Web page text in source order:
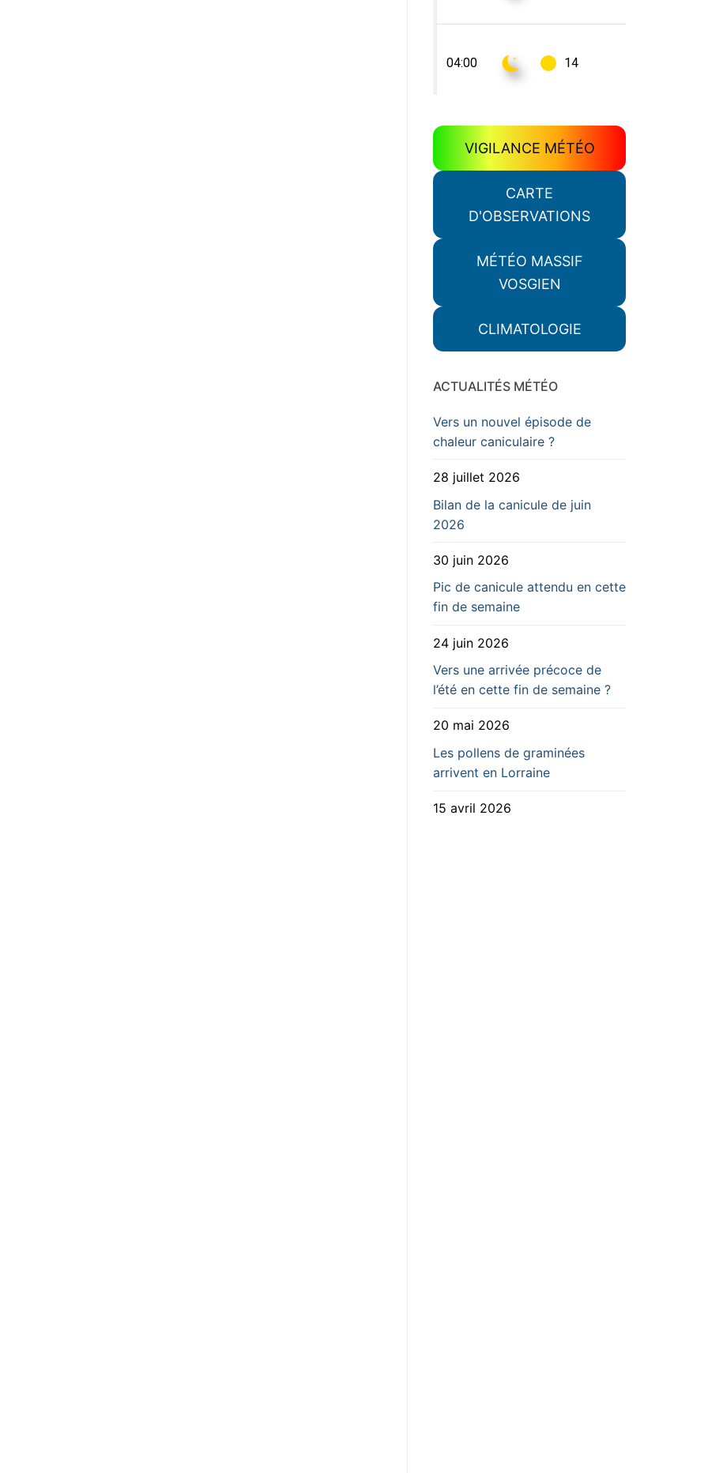
VIGILANCE MÉTÉO
CARTE
D'OBSERVATIONS
MÉTÉO MASSIF
VOSGIEN
CLIMATOLOGIE
ACTUALITÉS MÉTÉO
Vers un nouvel épisode de
chaleur caniculaire ?
28 juillet 2026
Bilan de la canicule de juin
2026
30 juin 2026
Pic de canicule attendu en cette
fin de semaine
24 juin 2026
Vers une arrivée précoce de
l’été en cette fin de semaine ?
20 mai 2026
Les pollens de graminées
arrivent en Lorraine
15 avril 2026